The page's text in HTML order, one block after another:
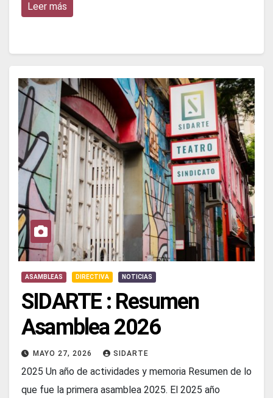
Leer más
ASAMBLEAS DIRECTIVA NOTICIAS
SIDARTE : Resumen
Asamblea 2026
MAYO 27, 2026 SIDARTE
2025 Un año de actividades y memoria Resumen de lo
que fue la primera asamblea 2025. El 2025 año